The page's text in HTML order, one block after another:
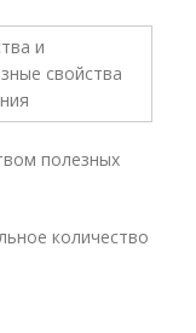
полезных
количество